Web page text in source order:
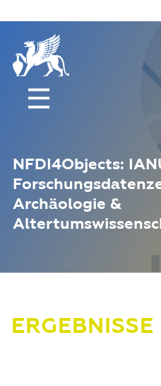
NFDI4Objects:
Archäologie &
ERGEBNISSE